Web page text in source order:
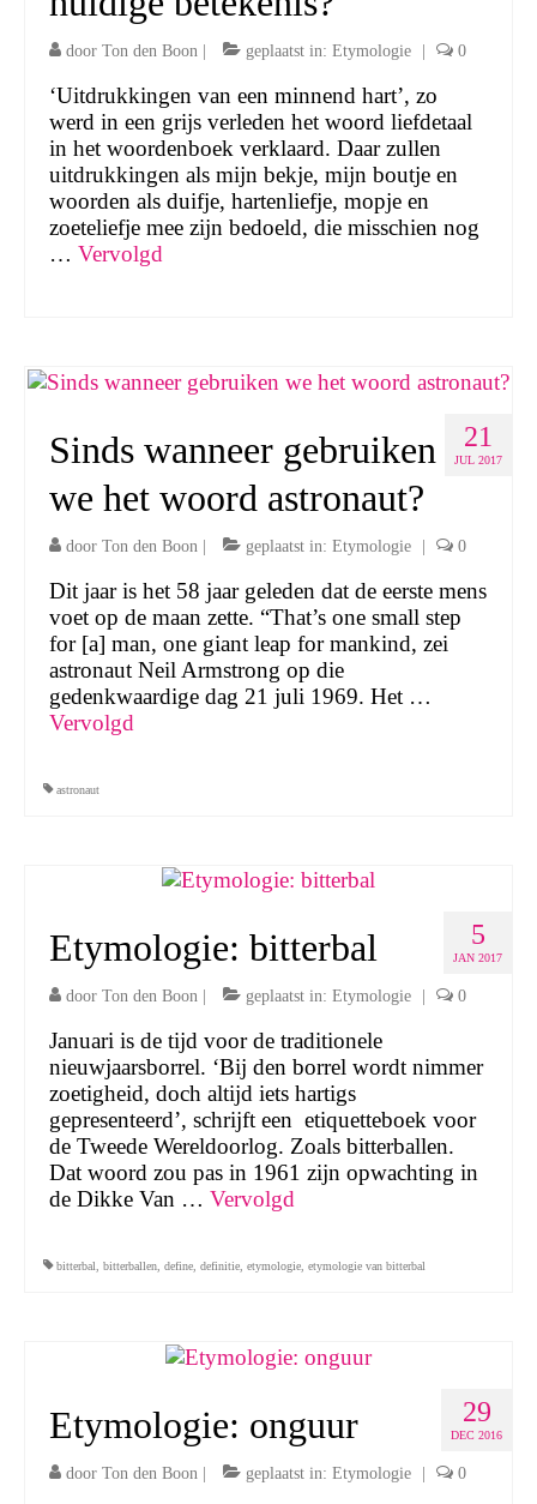
door Ton den Boon geplaatst in: Etymologie 0
‘Uitdrukkingen van een minnend hart’, zo
werd in een grijs verleden het woord liefdetaal
in het woordenboek verklaard. Daar zullen
uitdrukkingen als mijn bekje, mijn boutje en
woorden als duifje, hartenliefje, mopje en
zoeteliefje mee zijn bedoeld, die misschien nog
… Vervolgd
21
JUL 2017
Sinds wanneer gebruiken
we het woord astronaut?
door Ton den Boon geplaatst in: Etymologie 0
Dit jaar is het 58 jaar geleden dat de eerste mens
voet op de maan zette. “That’s one small step
for [a] man, one giant leap for mankind, zei
astronaut Neil Armstrong op die
gedenkwaardige dag 21 juli 1969. Het …
Vervolgd
astronaut
5
JAN 2017
Etymologie: bitterbal
door Ton den Boon geplaatst in: Etymologie 0
Januari is de tijd voor de traditionele
nieuwjaarsborrel. ‘Bij den borrel wordt nimmer
zoetigheid, doch altijd iets hartigs
gepresenteerd’, schrijft een etiquetteboek voor
de Tweede Wereldoorlog. Zoals bitterballen.
Dat woord zou pas in 1961 zijn opwachting in
de Dikke Van … Vervolgd
bitterbal, bitterballen, define, definitie, etymologie, etymologie van bitterbal
29
DEC 2016
Etymologie: onguur
door Ton den Boon geplaatst in: Etymologie 0